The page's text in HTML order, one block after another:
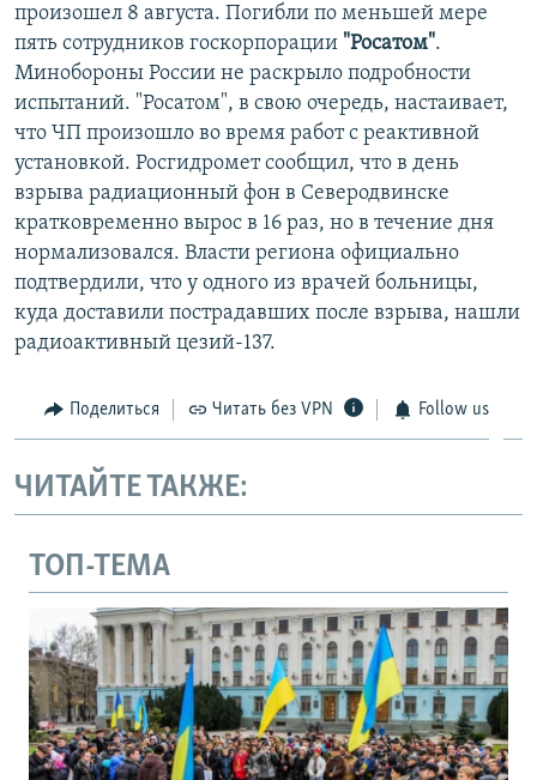
произошел 8 августа. Погибли по меньшей мере
пять сотрудников госкорпорации "Росатом".
Минобороны России не раскрыло подробности
испытаний. "Росатом", в свою очередь, настаивает,
что ЧП произошло во время работ с реактивной
установкой. Росгидромет сообщил, что в день
взрыва радиационный фон в Северодвинске
кратковременно вырос в 16 раз, но в течение дня
нормализовался. Власти региона официально
подтвердили, что у одного из врачей больницы,
куда доставили пострадавших после взрыва, нашли
радиоактивный цезий-137.
Поделиться Читать без VPN Follow us
ЧИТАЙТЕ ТАКЖЕ:
ТОП-ТЕМА